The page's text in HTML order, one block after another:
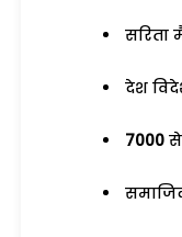
सरिता
देश
7000 से